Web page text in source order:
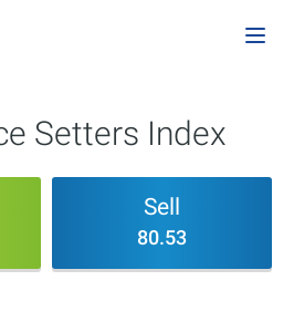
Setters Index
Sell
80.53